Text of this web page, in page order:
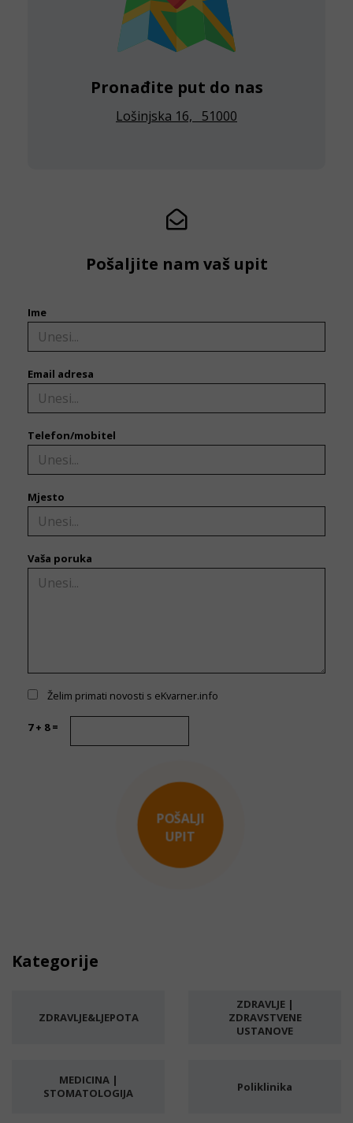
Pronađite put do nas
Lošinjska 16, 51000
Pošaljite nam vaš upit
Ime
Email adresa
Telefon/mobitel
Mjesto
Vaša poruka
Želim primati novosti s eKvarner.info
7 + 8 =
POŠALJI
UPIT
Kategorije
ZDRAVLJE&LJEPOTA
ZDRAVLJE |
ZDRAVSTVENE
USTANOVE
MEDICINA |
STOMATOLOGIJA
Poliklinika